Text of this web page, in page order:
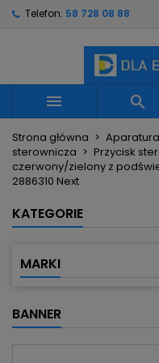
Telefon: 58 728 08 88
 
Strona główna
sterownicza
Przycisk
czerwony/zielony z
2886310 Next
KATEGORIE
MARKI
BANNER
Utwórz nową listę
Nazwa listy życzeń
Musisz być
swojej liście życzeń.